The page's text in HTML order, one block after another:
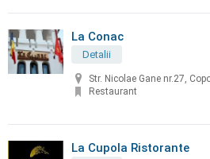
La Conac
Detalii
Str. Nicolae Gane nr.27,
Restaurant
La Cupola Ristorante